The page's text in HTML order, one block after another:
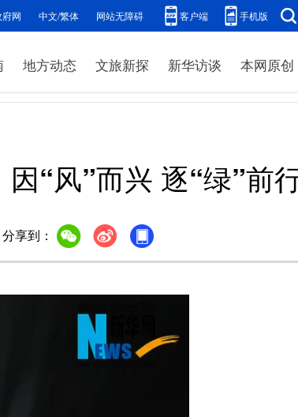
网 中文/繁体 网站无障碍 客户端 手机版
地方动态 文旅新探 新华访谈 本网原创
“风”而兴 逐“绿”前
分享到：